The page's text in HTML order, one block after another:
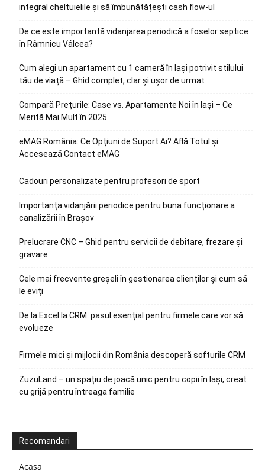
integral cheltuielile și să îmbunătățești cash flow-ul
De ce este importantă vidanjarea periodică a foselor septice
în Râmnicu Vâlcea?
Cum alegi un apartament cu 1 cameră în Iași potrivit stilului
tău de viață – Ghid complet, clar și ușor de urmat
Compară Prețurile: Case vs. Apartamente Noi în Iași – Ce
Merită Mai Mult în 2025
eMAG România: Ce Opțiuni de Suport Ai? Află Totul și
Accesează Contact eMAG
Cadouri personalizate pentru profesori de sport
Importanța vidanjării periodice pentru buna funcționare a
canalizării în Brașov
Prelucrare CNC – Ghid pentru servicii de debitare, frezare și
gravare
Cele mai frecvente greșeli în gestionarea clienților și cum să
le eviți
De la Excel la CRM: pasul esențial pentru firmele care vor să
evolueze
Firmele mici și mijlocii din România descoperă softurile CRM
ZuzuLand – un spațiu de joacă unic pentru copii în Iași, creat
cu grijă pentru întreaga familie
Recomandari
Acasa